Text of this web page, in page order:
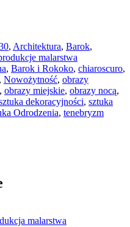
, Architektura, Barok,
malarstwa
, Barok i Rokoko, chiaroscuro,
, Nowożytność, obrazy
, obrazy miejskie, obrazy nocą,
dekoracyjności, sztuka
Odrodzenia, tenebryzm
malarstwa